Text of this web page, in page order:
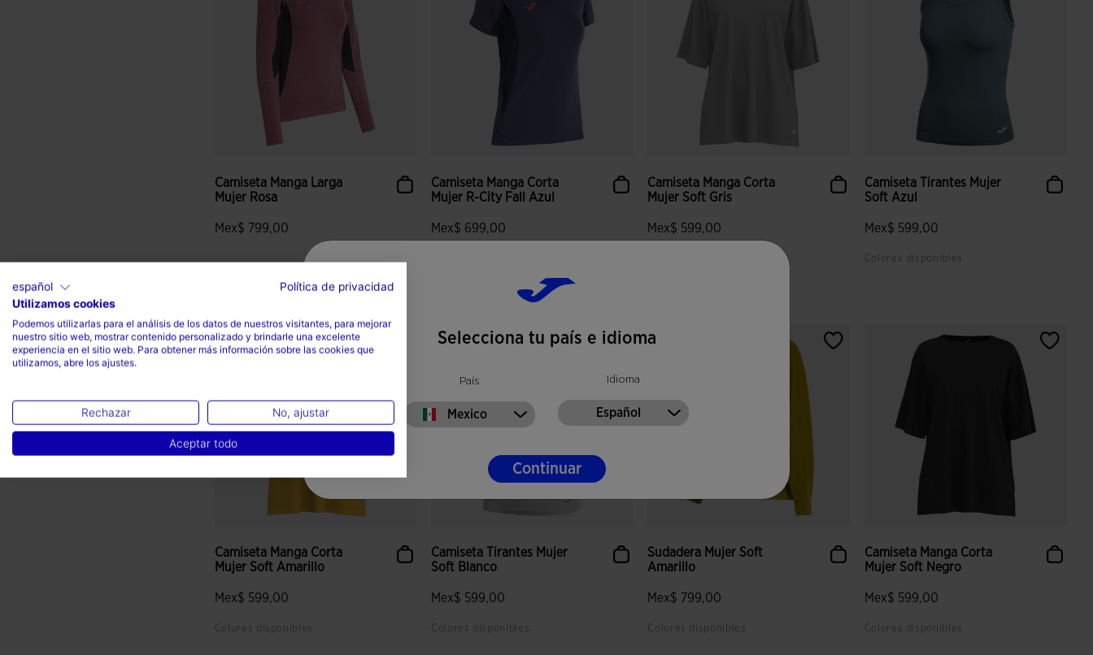
Camiseta Manga Larga
Mujer Rosa
Mex$ 799,00
4.6 sobre 5 de valoración de clientes
Camiseta Manga Corta
Mujer R-City Fall Azul
Mex$ 699,00
Camiseta Manga Corta
Mujer Soft Gris
Mex$ 599,00
Camiseta Tirantes Mujer
Soft Azul
Mex$ 599,00
Colores disponibles
Camiseta Manga Corta
Mujer Soft Amarillo
Mex$ 599,00
Colores disponibles
Camiseta Tirantes Mujer
Soft Blanco
Mex$ 599,00
Colores disponibles
Sudadera Mujer Soft
Amarillo
Mex$ 799,00
Colores disponibles
Camiseta Manga Corta
Mujer Soft Negro
Mex$ 599,00
Colores disponibles
Selecciona tu país e idioma
País
Mexico
Idioma
Español
Continuar
español
Política de privacidad
Utilizamos cookies
Podemos utilizarlas para el análisis de los datos de nuestros visitantes, para mejorar
nuestro sitio web, mostrar contenido personalizado y brindarle una excelente
experiencia en el sitio web. Para obtener más información sobre las cookies que
utilizamos, abre los ajustes.
Rechazar No, ajustar
Aceptar todo